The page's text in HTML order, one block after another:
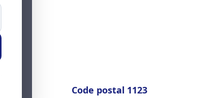
Code postal 1123